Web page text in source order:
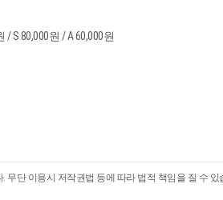
/ S 80,000원 / A 60,000원
무단 이용시 저작권법 등에 따라 법적 책임을 질 수 있